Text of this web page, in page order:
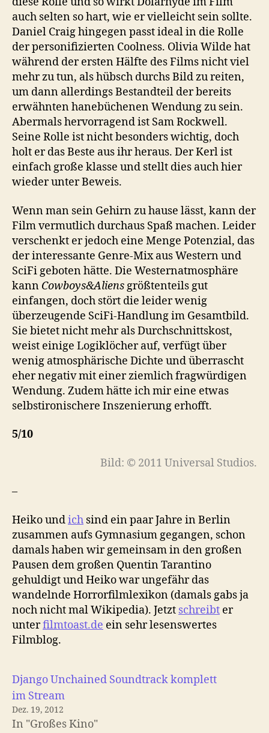
auch selten so hart, wie er vielleicht sein sollte.
Daniel Craig hingegen passt ideal in die Rolle
der personifizierten Coolness. Olivia Wilde hat
während der ersten Hälfte des Films nicht viel
mehr zu tun, als hübsch durchs Bild zu reiten,
um dann allerdings Bestandteil der bereits
erwähnten hanebüchenen Wendung zu sein.
Abermals hervorragend ist Sam Rockwell.
Seine Rolle ist nicht besonders wichtig, doch
holt er das Beste aus ihr heraus. Der Kerl ist
einfach große klasse und stellt dies auch hier
wieder unter Beweis.
Wenn man sein Gehirn zu hause lässt, kann der
Film vermutlich durchaus Spaß machen. Leider
verschenkt er jedoch eine Menge Potenzial, das
der interessante Genre-Mix aus Western und
SciFi geboten hätte. Die Westernatmosphäre
kann Cowboys&Aliensgrößtenteils gut
einfangen, doch stört die leider wenig
überzeugende SciFi-Handlung im Gesamtbild.
Sie bietet nicht mehr als Durchschnittskost,
weist einige Logiklöcher auf, verfügt über
wenig atmosphärische Dichte und überrascht
eher negativ mit einer ziemlich fragwürdigen
Wendung. Zudem hätte ich mir eine etwas
selbstironischere Inszenierung erhofft.
5/10
Bild: © 2011 Universal Studios.
–
Heiko undich sind ein paar Jahre in Berlin
zusammen aufs Gymnasium gegangen, schon
damals haben wir gemeinsam in den großen
Pausen dem großen Quentin Tarantino
gehuldigt und Heiko war ungefähr das
wandelnde Horrorfilmlexikon (damals gabs ja
noch nicht mal Wikipedia). Jetzt schreibt er
unterfilmtoast.de ein sehr lesenswertes
Filmblog.
Django Unchained Soundtrack komplett
im Stream
Dez. 19, 2012
In "Großes Kino"